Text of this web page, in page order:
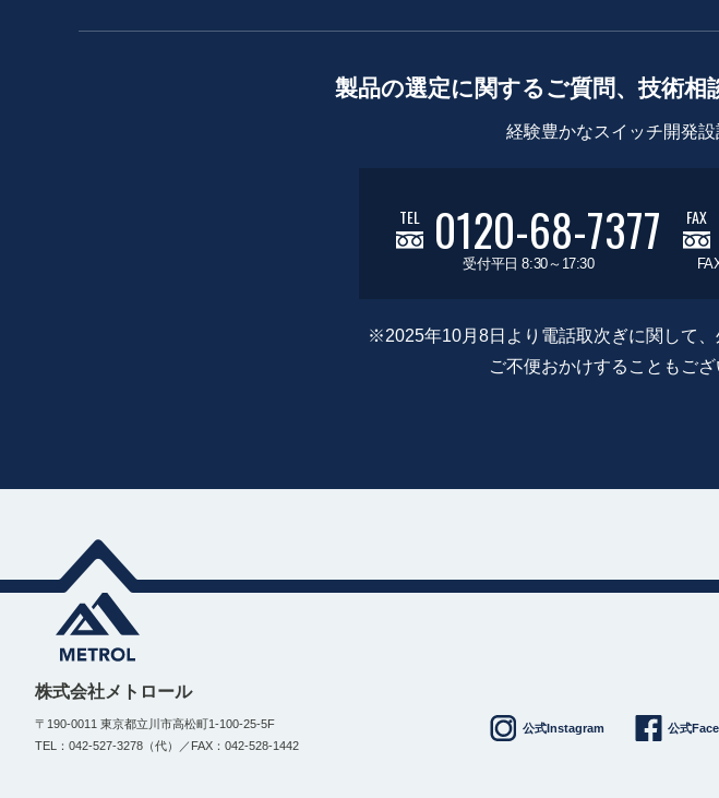
製品の選定に関するご質問、技術相
経験豊かなスイッチ開発
TEL 0120-68-7377
受付平日 8:30～17:30
FAX
※2025年10月8日より電話取次ぎに関して、
ご不便おかけすることもご
株式会社メトロール
〒190-0011 東京都立川市高松町1-100-25-5F
TEL：042-527-3278（代）／FAX：042-528-1442
公式Instagram 公式